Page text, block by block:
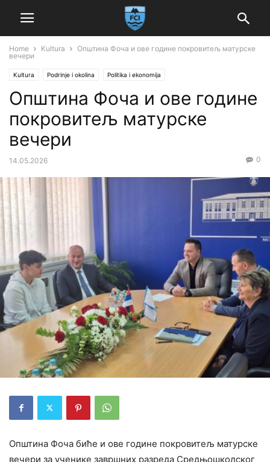
Home Kultura
Општина Фоча и ове године покровитељ матурске
вечери
Kultura Podrinje i okolina Politika i ekonomija
Општина Фоча и ове године
покровитељ матурске
вечери
14.05.2026 0
Општина Фоча биће и ове године покровитељ матурске
вечери за ученике завршних разреда Средњошколског